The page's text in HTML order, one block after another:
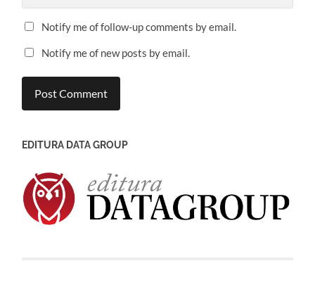
Notify me of follow-up comments by email.
Notify me of new posts by email.
EDITURA DATA GROUP